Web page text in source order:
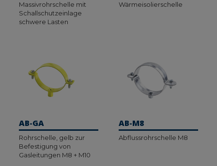
Massivrohrschelle mit
Schallschutzeinlage
schwere Lasten
Wärmeisolierschelle
AB-GA
Rohrschelle, gelb zur
Befestigung von
Gasleitungen M8 + M10
AB-M8
Abflussrohrschelle M8